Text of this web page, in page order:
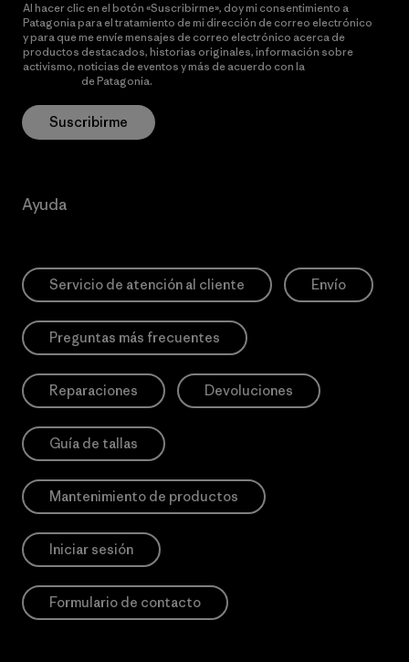
Al hacer clic en el botón «Suscribirme», doy mi consentimiento a
Patagonia para el tratamiento de mi dirección de correo electrónico
y para que me envíe mensajes de correo electrónico acerca de
productos destacados, historias originales, información sobre
activismo, noticias de eventos y más de acuerdo con la
de Patagonia.
Suscribirme
Ayuda
Servicio de atención al cliente Envío
Preguntas más frecuentes
Reparaciones Devoluciones
Guía de tallas
Mantenimiento de productos
Iniciar sesión
Formulario de contacto